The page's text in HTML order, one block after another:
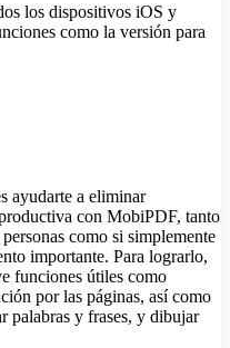
los dispositivos iOS y
como la versión para
ayudarte a eliminar
con MobiPDF, tanto
como si simplemente
importante. Para lograrlo,
funciones útiles como
por las páginas, así como
palabras y frases, y dibujar